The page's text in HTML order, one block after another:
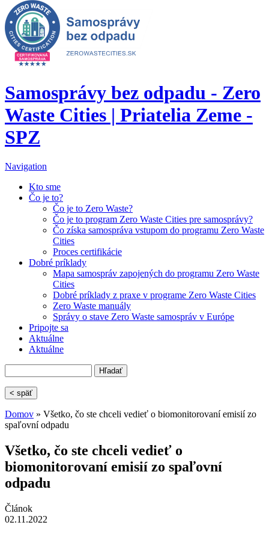
Samosprávy bez odpadu - Zero
Waste Cities | Priatelia Zeme -
SPZ
Navigation
Kto sme
Čo je to?
Čo je to Zero Waste?
Čo je to program Zero Waste Cities pre samosprávy?
Čo získa samospráva vstupom do programu Zero Waste
Cities
Proces certifikácie
Dobré príklady
Mapa samospráv zapojených do programu Zero Waste
Cities
Dobré príklady z praxe v programe Zero Waste Cities
Zero Waste manuály
Správy o stave Zero Waste samospráv v Európe
Pripojte sa
Aktuálne
Aktuálne
Vyhľadávanie
< späť
Nachádzate sa tu
Domov » Všetko, čo ste chceli vedieť o biomonitorovaní emisií zo
spaľovní odpadu
Všetko, čo ste chceli vedieť o
biomonitorovaní emisií zo spaľovní
odpadu
Článok
02.11.2022